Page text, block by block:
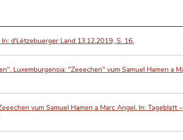
d'Lëtzebuerger Land 13.12.2019, S. 16.
Luxemburgensia: "Zeeechen" vum Samuel Hamen a
vum Samuel Hamen a Marc Angel. In: Tageblatt